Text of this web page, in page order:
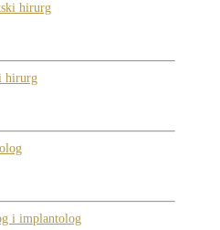
hirurg
hirurg
i implantolog